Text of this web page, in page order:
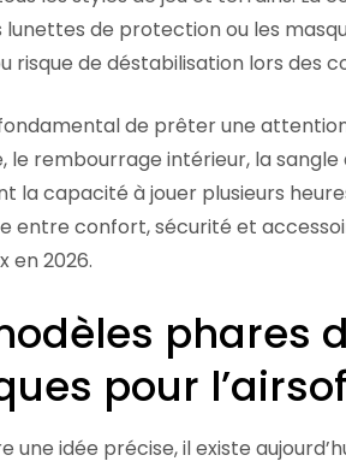
de protection ou les
risque de déstabilisation lors des
de prêter une
le rembourrage intérieur, la
la capacité à jouer plusieurs
entre confort, sécurité et
en 2026.
phares
pour
une idée précise, il existe